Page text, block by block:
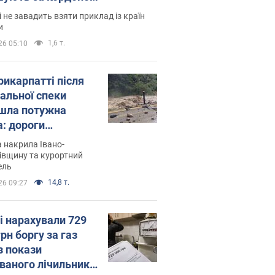
не завадить взяти приклад із країн
05:10 1,6 т.
після
спеки
потужна
дороги
на
Відео
накрила Івано-
та курортний
09:27 14,8 т.
нарахували 729
боргу за газ
покази
лічильника: